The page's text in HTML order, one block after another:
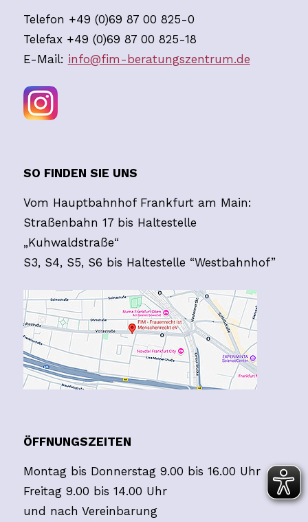
Telefon +49 (0)69 87 00 825-0
Telefax +49 (0)69 87 00 825-18
E-Mail: info@fim-beratungszentrum.de
SO FINDEN SIE UNS
Vom Hauptbahnhof Frankfurt am Main:
Straßenbahn 17 bis Haltestelle
„Kuhwaldstraße“
S3, S4, S5, S6 bis Haltestelle “Westbahnhof”
ÖFFNUNGSZEITEN
Montag bis Donnerstag 9.00 bis 16.00 Uhr
Freitag 9.00 bis 14.00 Uhr
und nach Vereinbarung